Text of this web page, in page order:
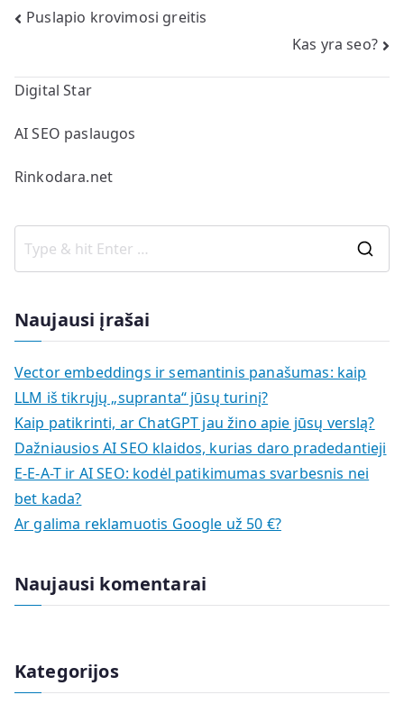
Navigacija
įrašų
Puslapio krovimosi greitis
Kas yra seo?
Digital Star
AI SEO paslaugos
Rinkodara.net
r
Naujausi įrašai
Vector embeddings ir semantinis panašumas: kaip
LLM iš tikrųjų „supranta“ jūsų turinį?
Kaip patikrinti, ar ChatGPT jau žino apie jūsų verslą?
Dažniausios AI SEO klaidos, kurias daro pradedantieji
E-E-A-T ir AI SEO: kodėl patikimumas svarbesnis nei
bet kada?
Ar galima reklamuotis Google už 50 €?
Naujausi komentarai
Kategorijos